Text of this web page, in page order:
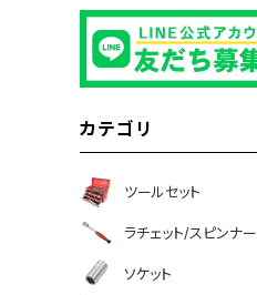
カテゴリ
ツールセット
ラチェット/スピンナー
ソケット